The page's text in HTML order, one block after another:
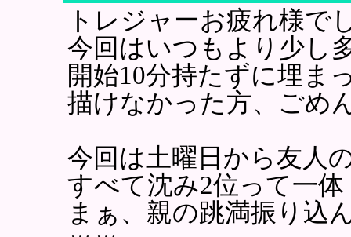
トレジャーお疲れ様で
今回はいつもより少し
開始10分持たずに埋ま
描けなかった方、ごめ
今回は土曜日から友人
すべて沈み2位って一体
まぁ、親の跳満振り込